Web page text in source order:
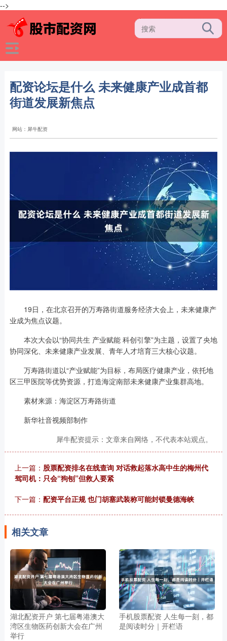
-->
配资论坛是什么 未来健康产业成首都
街道发展新焦点
网站：犀牛配资
19日，在北京召开的万寿路街道服务经济大会上，未来健康产
业成为焦点议题。
本次大会以“协同共生 产业赋能 科创引擎”为主题，设置了央地
协同深化、未来健康产业发展、青年人才培育三大核心议题。
万寿路街道以“产业赋能”为目标，布局医疗健康产业，依托地
区三甲医院等优势资源，打造海淀南部未来健康产业集群高地。
素材来源：海淀区万寿路街道
新华社音视频部制作
犀牛配资提示：文章来自网络，不代表本站观点。
上一篇： 股票配资排名在线查询 对话救起落水高中生的梅州代
驾司机：只会“狗刨”但救人要紧
下一篇： 配资平台正规 也门胡塞武装称可能封锁曼德海峡
相关文章
湖北配资开户 第七届粤港澳大
湾区生物医药创新大会在广州
举行
手机股票配资 人生每一刻，都
是阅读时分｜开栏语